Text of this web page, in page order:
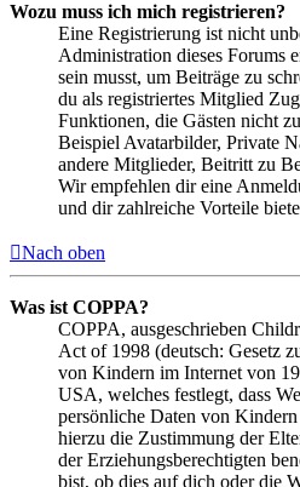
Wozu muss ich mich registrieren?
Eine Registrierung ist nicht
Administration dieses Forums
sein musst, um Beiträge zu
du als registriertes Mitglied
Funktionen, die Gästen nicht
Beispiel Avatarbilder, Private
andere Mitglieder, Beitritt zu
Wir empfehlen dir eine
und dir zahlreiche Vorteile
Nach oben
Was ist COPPA?
COPPA, ausgeschrieben
Act of 1998 (deutsch: Gesetz
von Kindern im Internet von
USA, welches festlegt, dass
persönliche Daten von Kindern
hierzu die Zustimmung der
der Erziehungsberechtigten
bist, ob dies auf dich oder die